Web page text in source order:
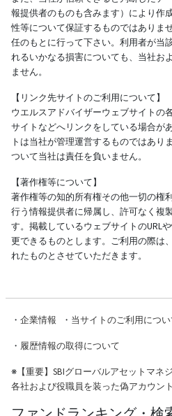
報提供者のものも含みます）により作
性等について保証するものではありま
任のもとに行って下さい。利用者が当
れるいかなる損害についても、当社お
ません。
【リンク先サイトのご利用について】
ウエルスアドバイザーウェブサイトの
サイトなどへリンクをしている場合が
トは当社が管理運営するものではあり
ついて当社は責任を負いません。
【著作権等について】
著作権等の知的所有権その他一切の権
行う情報提供者に帰属し、許可なく複
す。掲載しているウェブサイトのURL
更できるものとします。ご利用の際は
れたものとさせていただきます。
・ 企業情報 ・ 当サイトのご利用につい
・ 履歴情報の取得について
※【重要】SBIグローバルアセットマネ
各社および役職員を装った偽アカウン